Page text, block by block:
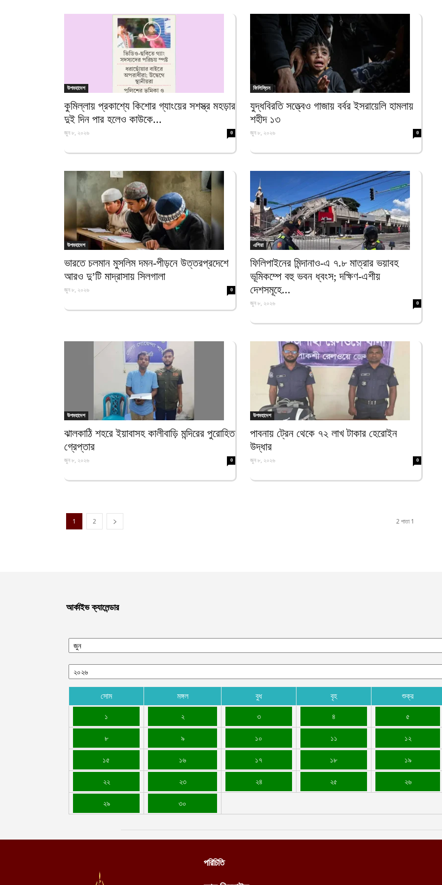
উপমহাদেশ
কুমিল্লায় প্রকাশ্যে কিশোর গ্যাংয়ের সশস্ত্র মহড়ার
দুই দিন পার হলেও কাউকে...
জুন ৮, ২০২৬ 0
ফিলিস্তিন
যুদ্ধবিরতি সত্ত্বেও গাজায় বর্বর ইসরায়েলি হামলায়
শহীদ ১৩
জুন ৮, ২০২৬ 0
উপমহাদেশ
ভারতে চলমান মুসলিম দমন-পীড়নে উত্তরপ্রদেশে
আরও দু’টি মাদ্রাসায় সিলগালা
জুন ৮, ২০২৬ 0
এশিয়া
ফিলিপাইনের মিন্দানাও-এ ৭.৮ মাত্রার ভয়াবহ
ভূমিকম্পে বহু ভবন ধ্বংস; দক্ষিণ-এশীয়
দেশসমূহে...
জুন ৮, ২০২৬ 0
উপমহাদেশ
ঝালকাঠি শহরে ইয়াবাসহ কালীবাড়ি মন্দিরের পুরোহিত
গ্রেপ্তার
জুন ৮, ২০২৬ 0
উপমহাদেশ
পাবনায় ট্রেন থেকে ৭২ লাখ টাকার হেরোইন
উদ্ধার
জুন ৮, ২০২৬ 0
1 2 2 পাতা 1
আর্কাইভ ক্যালেন্ডার
সোম মঙ্গল বুধ বৃহ শুক্র
১ ২ ৩ ৪ ৫
৮ ৯ ১০ ১১ ১২
১৫ ১৬ ১৭ ১৮ ১৯
২২ ২৩ ২৪ ২৫ ২৬
২৯ ৩০
পরিচিতি